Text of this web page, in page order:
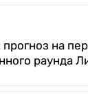
на
раунда